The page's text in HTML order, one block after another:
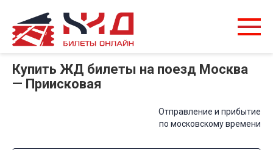
Купить ЖД билеты на поезд Москва
— Приисковая
Отправление и прибытие
по московскому времени